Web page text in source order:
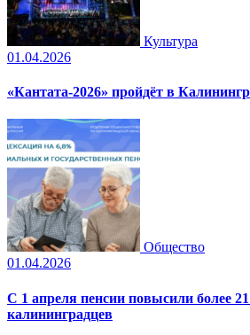
Культура
01.04.2026
«Кантата-2026» пройдёт в
Общество
01.04.2026
С 1 апреля пенсии повысили более
калининградцев